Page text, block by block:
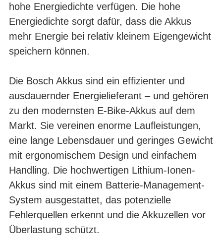
hohe Energiedichte verfügen. Die hohe
Energiedichte sorgt dafür, dass die Akkus
mehr Energie bei relativ kleinem Eigengewicht
speichern können.
Die Bosch Akkus sind ein effizienter und
ausdauernder Energielieferant – und gehören
zu den modernsten E-Bike-Akkus auf dem
Markt. Sie vereinen enorme Laufleistungen,
eine lange Lebensdauer und geringes Gewicht
mit ergonomischem Design und einfachem
Handling. Die hochwertigen Lithium-Ionen-
Akkus sind mit einem Batterie-Management-
System ausgestattet, das potenzielle
Fehlerquellen erkennt und die Akkuzellen vor
Überlastung schützt.